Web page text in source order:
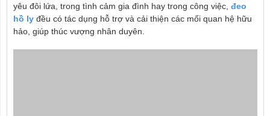
yêu đôi lứa, trong tình cảm gia đình hay trong công việc, đeo
hồ ly đều có tác dụng hỗ trợ và cải thiện các mối quan hệ hữu
hảo, giúp thúc vượng nhân duyên.